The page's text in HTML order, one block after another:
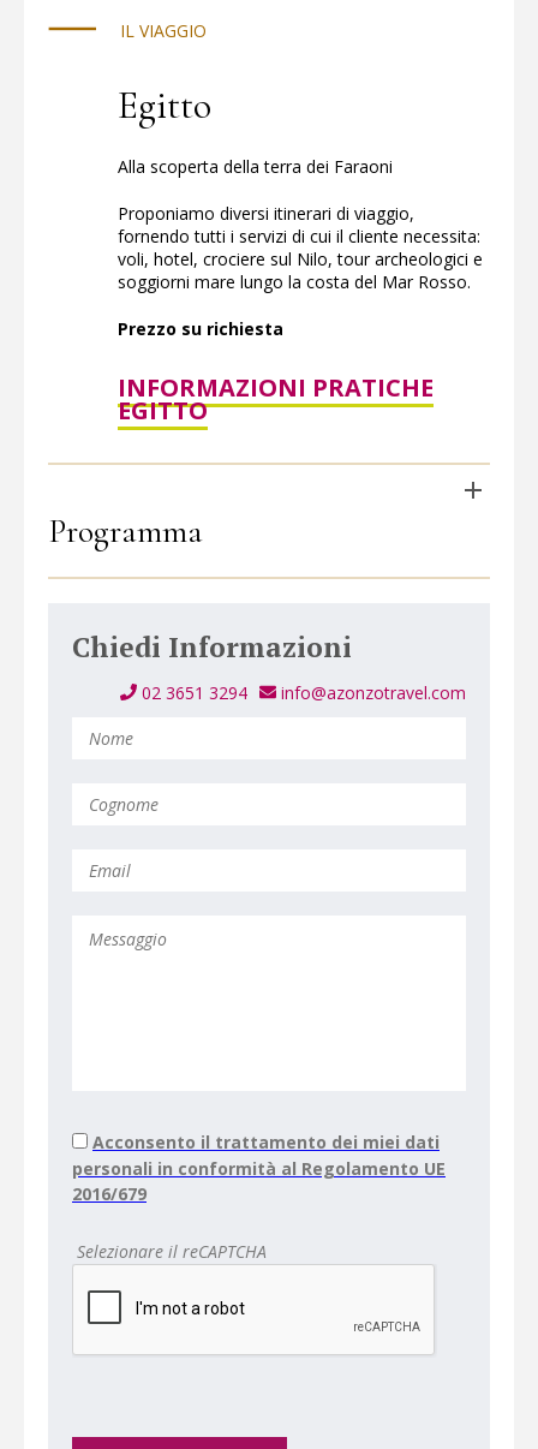
al sicuro.
IL VIAGGIO
Egitto
Alla scoperta della terra dei Faraoni
Proponiamo diversi itinerari di viaggio,
fornendo tutti i servizi di cui il cliente necessita:
voli, hotel, crociere sul Nilo, tour archeologici e
soggiorni mare lungo la costa del Mar Rosso.
Prezzo su richiesta
INFORMAZIONI PRATICHE
EGITTO
Programma
Chiedi Informazioni
info@azonzotravel.com
02 3651 3294
Acconsento il trattamento dei miei dati
personali in conformità al Regolamento UE
2016/679
Selezionare il reCAPTCHA